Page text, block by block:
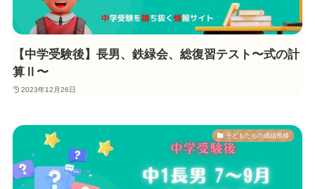
【中学受験後】長男、鉄緑会、総復習テスト〜式の計
算Ⅱ〜
2023年12月26日
子どもたちの成績推移